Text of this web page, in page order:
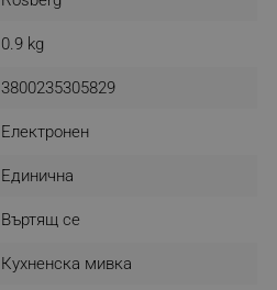
0.9 kg
3800235305829
Електронен
Единична
Въртящ се
Кухненска мивка